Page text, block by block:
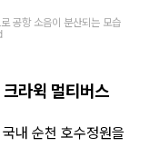
공항 소음이 분산되는 모습
라윅 멀티버스
내 순천 호수정원을